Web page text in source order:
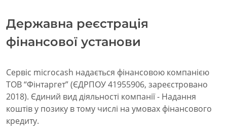
Державна реєстрація
фінансової установи
Сервіс microcash надається фінансовою компанією
ТОВ “Фінтаргет” (ЄДРПОУ 41955906, зареєстровано
2018). Єдиний вид діяльності компанії - Надання
коштів у позику в тому числі на умовах фінансового
кредиту.